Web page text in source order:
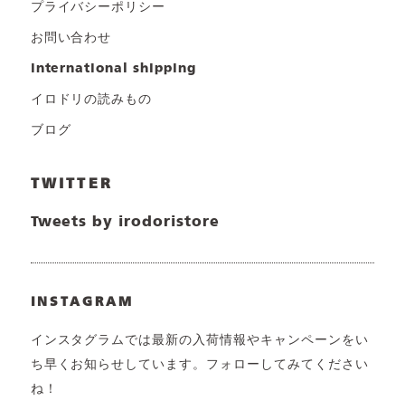
プライバシーポリシー
お問い合わせ
international shipping
イロドリの読みもの
ブログ
TWITTER
Tweets by irodoristore
INSTAGRAM
インスタグラムでは最新の入荷情報やキャンペーンをい
ち早くお知らせしています。フォローしてみてください
ね！